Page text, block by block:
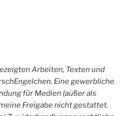
Arbeiten, Texten und
Eine gewerbliche
für Medien (außer als
Freigabe nicht gestattet.